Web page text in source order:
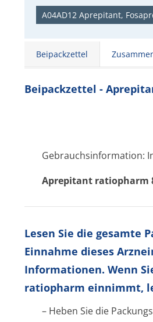
A04AD12 Aprepitant,
Beipackzettel
Beipackzettel -
Gebrauchsinformation:
Aprepitant ratiopharm
Lesen Sie die gesamte
Einnahme dieses
Informationen. Wenn
ratiopharm einnimmt,
– Heben Sie die